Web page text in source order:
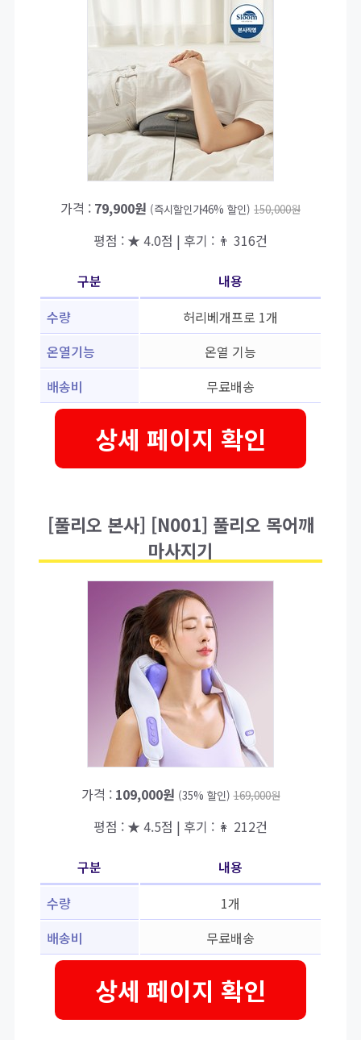
가격 : 79,900원 (즉시할인가46% 할인) 150,000원
평점 : ★ 4.0점 | 후기 : 👨‍‍ 316건
구분
내용
수량
허리베개프로 1개
온열기능
온열 기능
배송비
무료배송
상세 페이지 확인
[풀리오 본사] [N001] 풀리오 목어깨
마사지기
가격 : 109,000원 (35% 할인) 169,000원
평점 : ★ 4.5점 | 후기 : 👩 212건
구분
내용
수량
1개
배송비
무료배송
상세 페이지 확인